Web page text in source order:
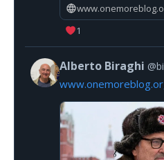
1
Alberto Biraghi